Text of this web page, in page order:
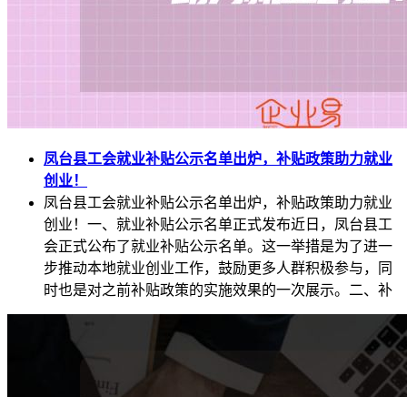
凤台县工会就业补贴公示名单出炉，补贴政策助力就业
创业！
凤台县工会就业补贴公示名单出炉，补贴政策助力就业
创业！一、就业补贴公示名单正式发布近日，凤台县工
会正式公布了就业补贴公示名单。这一举措是为了进一
步推动本地就业创业工作，鼓励更多人群积极参与，同
时也是对之前补贴政策的实施效果的一次展示。二、补